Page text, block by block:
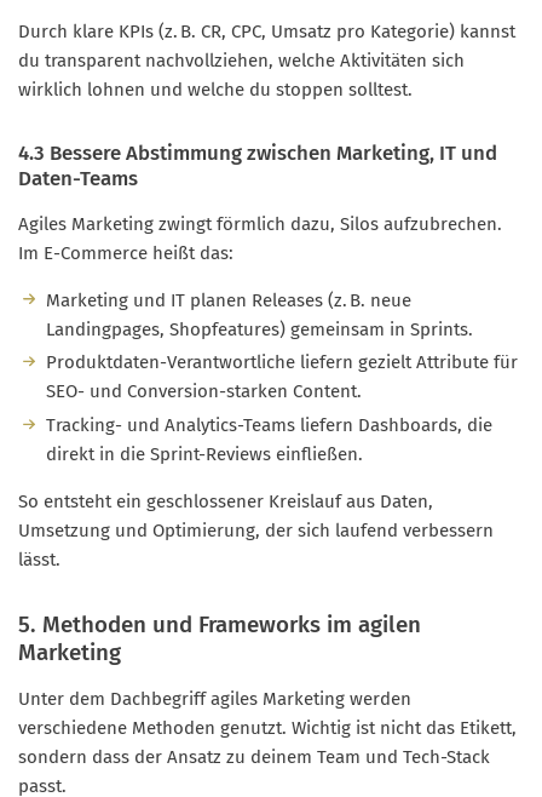
Durch klare KPIs (z. B. CR, CPC, Umsatz pro Kategorie) kannst
du transparent nachvollziehen, welche Aktivitäten sich
wirklich lohnen und welche du stoppen solltest.
4.3 Bessere Abstimmung zwischen Marketing, IT und
Daten-Teams
Agiles Marketing zwingt förmlich dazu, Silos aufzubrechen.
Im E-Commerce heißt das:
Marketing und IT planen Releases (z. B. neue
Landingpages, Shopfeatures) gemeinsam in Sprints.
Produktdaten-Verantwortliche liefern gezielt Attribute für
SEO- und Conversion-starken Content.
Tracking- und Analytics-Teams liefern Dashboards, die
direkt in die Sprint-Reviews einfließen.
So entsteht ein geschlossener Kreislauf aus Daten,
Umsetzung und Optimierung, der sich laufend verbessern
lässt.
5. Methoden und Frameworks im agilen
Marketing
Unter dem Dachbegriff agiles Marketing werden
verschiedene Methoden genutzt. Wichtig ist nicht das Etikett,
sondern dass der Ansatz zu deinem Team und Tech-Stack
passt.